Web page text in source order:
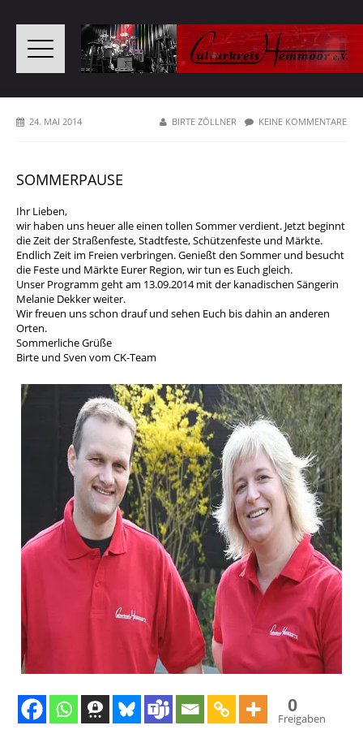
24. MAI 2014 KEINE KOMMENTARE
BIRTE ZÖLLNER
SOMMERPAUSE
Ihr Lieben,
wir haben uns heuer alle einen tollen Sommer verdient. Jetzt beginnt
die Zeit der Straßenfeste, Stadtfeste, Schützenfeste und Märkte.
Endlich Zeit im Freien verbringen. Genießt den Sommer und besucht
die Feste und Märkte Eurer Region, wir tun es Euch gleich.
Unser Programm geht am 13.09.2014 mit der kanadischen Sängerin
Melanie Dekker weiter.
Wir freuen uns schon drauf und sehen Euch bis dahin an anderen
Orten.
Sommerliche Grüße
Birte und Sven vom CK-Team
0
Freigaben